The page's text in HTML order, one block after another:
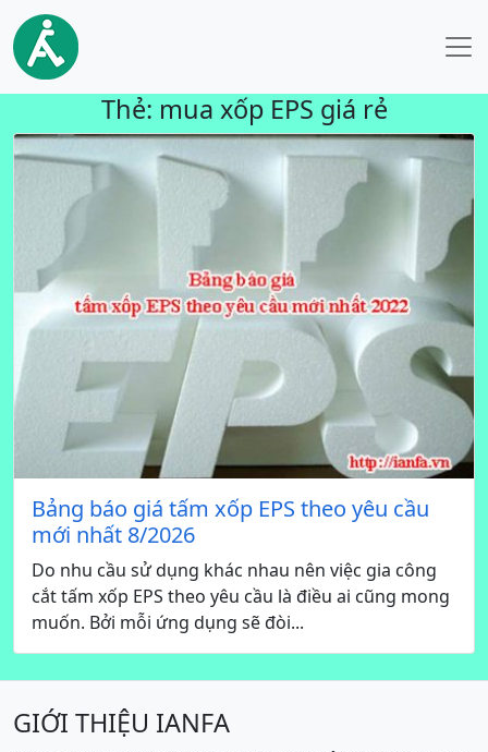
Thẻ: mua xốp EPS giá rẻ
Bảng báo giá tấm xốp EPS theo yêu cầu
mới nhất 8/2026
Do nhu cầu sử dụng khác nhau nên việc gia công
cắt tấm xốp EPS theo yêu cầu là điều ai cũng mong
muốn. Bởi mỗi ứng dụng sẽ đòi...
GIỚI THIỆU IANFA